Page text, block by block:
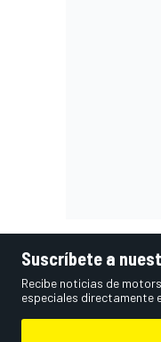
Suscríbete a
Recibe noticias de
especiales directamente